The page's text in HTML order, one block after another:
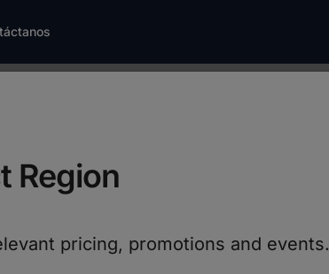
tu productividad y poner en práctica
Region
pricing, promotions and events.